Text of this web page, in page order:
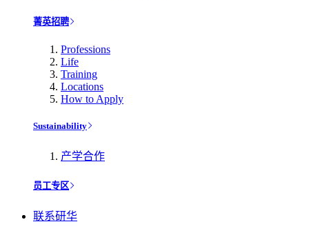
菁英招聘
Professions
Life
Training
Locations
How to Apply
Sustainability
产学合作
员工专区
联系研华